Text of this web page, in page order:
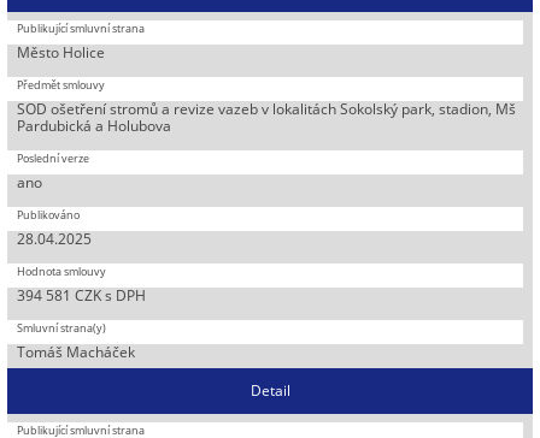
Město Holice
SOD ošetření stromů a revize vazeb v lokalitách Sokolský park, stadion, Mš
Pardubická a Holubova
ano
28.04.2025
394 581 CZK s DPH
Tomáš Macháček
Detail